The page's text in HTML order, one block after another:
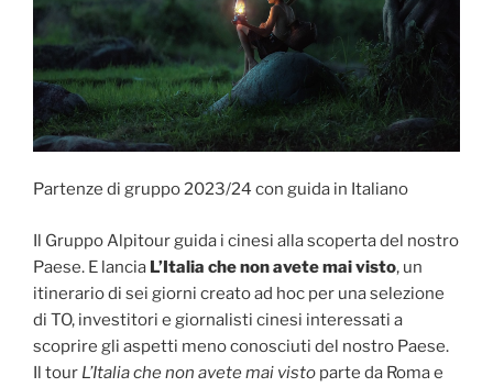
Partenze di gruppo 2023/24 con guida in Italiano
Il Gruppo Alpitour guida i cinesi alla scoperta del nostro
Paese. E lancia L’Italia che non avete mai visto, un
itinerario di sei giorni creato ad hoc per una selezione
di TO, investitori e giornalisti cinesi interessati a
scoprire gli aspetti meno conosciuti del nostro Paese.
Il tour L’Italia che non avete mai visto parte da Roma e